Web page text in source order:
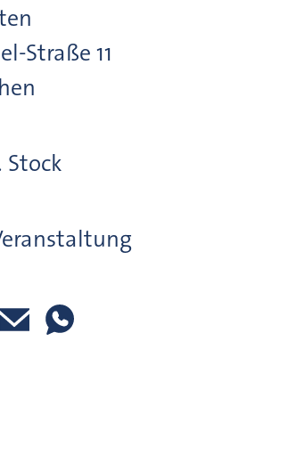
Straße 11
Stock